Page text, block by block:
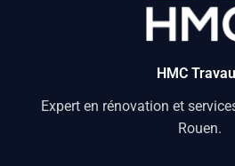
HMC
Expert en rénovation et
Rouen.